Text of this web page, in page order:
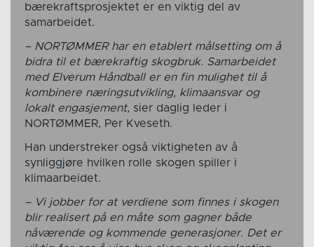
bærekraftsprosjektet er en viktig del av
samarbeidet.
– NORTØMMER har en etablert målsetting om å
bidra til et bærekraftig skogbruk. Samarbeidet
med Elverum Håndball er en fin mulighet til å
kombinere næringsutvikling, klimaansvar og
lokalt engasjement, sier daglig leder i
NORTØMMER, Per Kveseth.
Han understreker også viktigheten av å
synliggjøre hvilken rolle skogen spiller i
klimaarbeidet.
– Vi jobber for at verdiene som finnes i skogen
blir realisert på en måte som gagner både
nåværende og kommende generasjoner. Det er